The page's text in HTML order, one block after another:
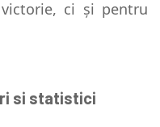
ci și pentru
si statistici